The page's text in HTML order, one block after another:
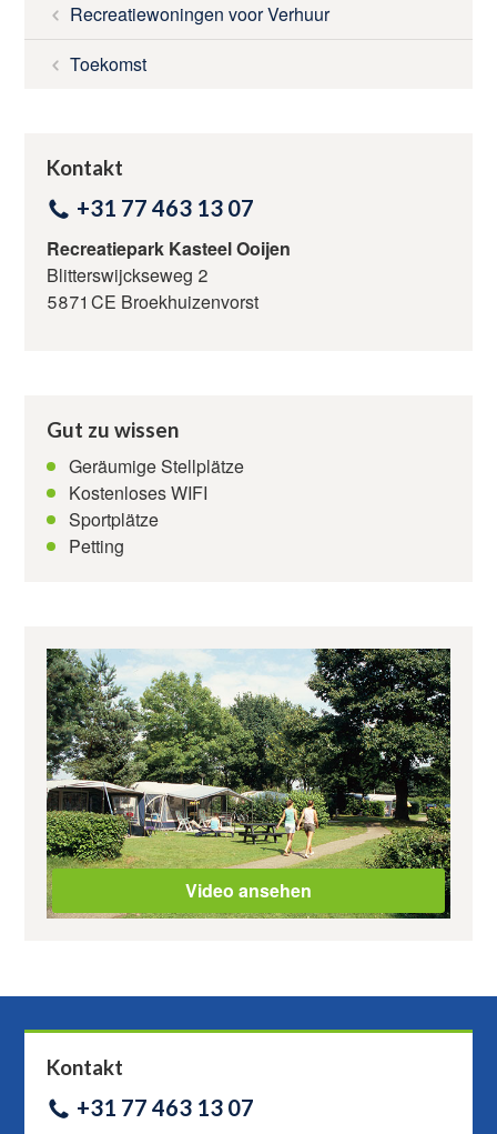
KONTAKT
+31 77 463 13 07
Kontakt
Recreatiewoningen voor Verhuur
Toekomst
Kontakt
+31 77 463 13 07
Recreatiepark Kasteel Ooijen
Blitterswijckseweg 2
5871 CE Broekhuizenvorst
Gut zu wissen
Geräumige Stellplätze
Kostenloses WIFI
Sportplätze
Petting
Video ansehen
Kontakt
+31 77 463 13 07